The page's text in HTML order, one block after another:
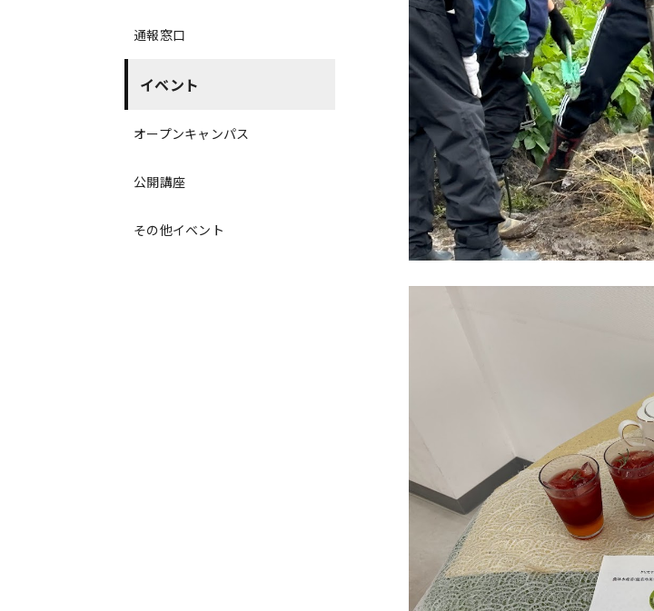
通報窓口
イベント
オープンキャンパス
公開講座
その他イベント